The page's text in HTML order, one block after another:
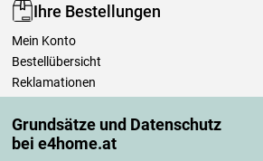
Grundsätze und Datenschutz
bei e4home.at
Ihre Bestellungen
Mein Konto
Bestellübersicht
Reklamationen
Einfach mehr wissen
Richtlinien zur Verarbeitung von Bewertungen